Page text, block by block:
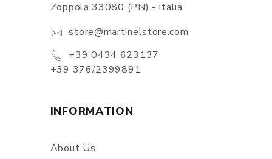
Zoppola 33080 (PN) - Italia
store@martinelstore.com
+39 0434 623137
+39 376/2399891
INFORMATION
About Us